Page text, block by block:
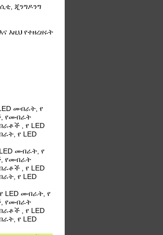
ጂንግዶንግ
እዚህ የተዘረዘሩት
መብራት, የ
የመብራት
, የ LED
የ LED
መብራት, የ
የመብራት
, የ LED
የ LED
LED መብራት, የ
የመብራት
, የ LED
የ LED